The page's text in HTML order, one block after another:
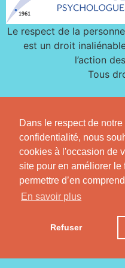
Dans le respect de
confidentialité, nous
cookies à l'occasion de
site pour en améliorer le
permettre d’en
En savoir plus
Refuser
Le respect de la
est un droit
l’action
Tous